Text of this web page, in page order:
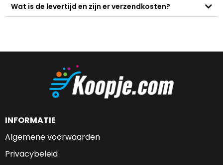
Wat is de levertijd en zijn er verzendkosten?
INFORMATIE
Algemene voorwaarden
Privacybeleid